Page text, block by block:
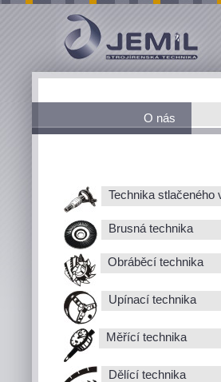
O nás
Technika stlačeného
Brusná technika
Obráběcí technika
Upínací technika
Měřící technika
Dělící technika